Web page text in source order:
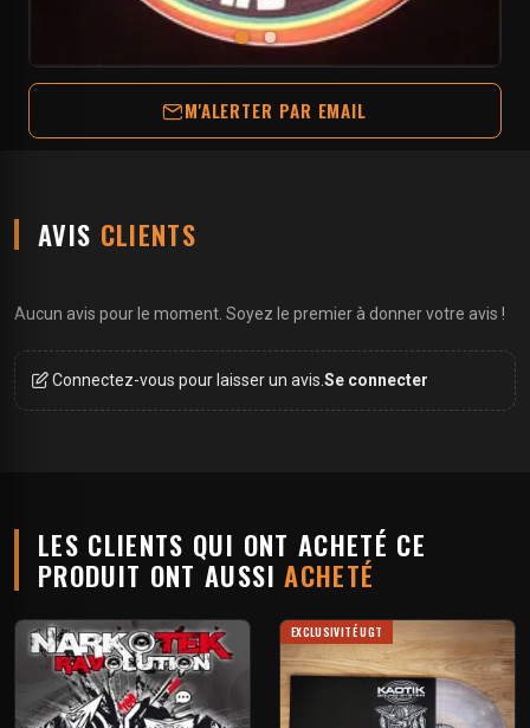
M'ALERTER PAR EMAIL
AVIS CLIENTS
Aucun avis pour le moment. Soyez le premier à donner votre avis !
Connectez-vous pour laisser un avis. Se connecter
LES CLIENTS QUI ONT ACHETÉ CE
PRODUIT ONT AUSSIACHETÉ
EXCLUSIVITÉ UGT